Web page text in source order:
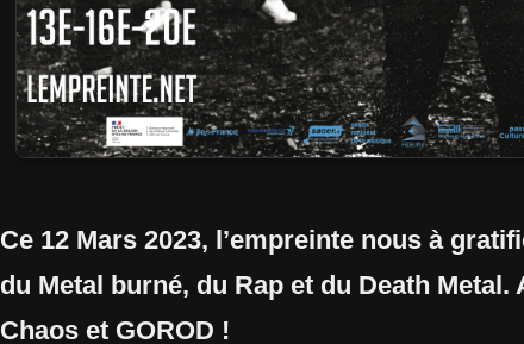
Ce 12 Mars 2023, l’empreinte nous à
du Metal burné, du Rap et du Death
Chaos et GOROD !